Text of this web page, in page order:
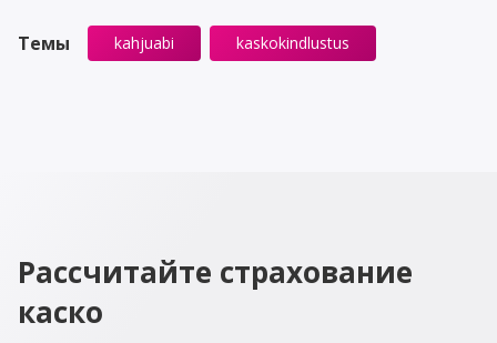
Темы kahjuabi kaskokindlustus
Рассчитайте страхование
каско